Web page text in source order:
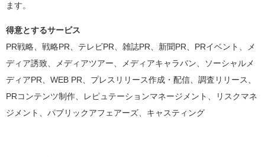
ます。
得意とするサービス
PR戦略、戦略PR、テレビPR、雑誌PR、新聞PR、PRイベント、メ
ディア誘致、メディアツアー、メディアキャラバン、ソーシャルメ
ディアPR、WEB PR、プレスリリース作成・配信、調査リリース、
PRコンテンツ制作、レピュテーションマネージメント、リスクマネ
ジメント、パブリックアフェアーズ、キャスティング